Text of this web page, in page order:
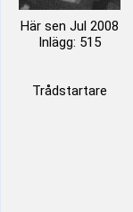
Här sen Jul 2008
Inlägg: 515
Trådstartare